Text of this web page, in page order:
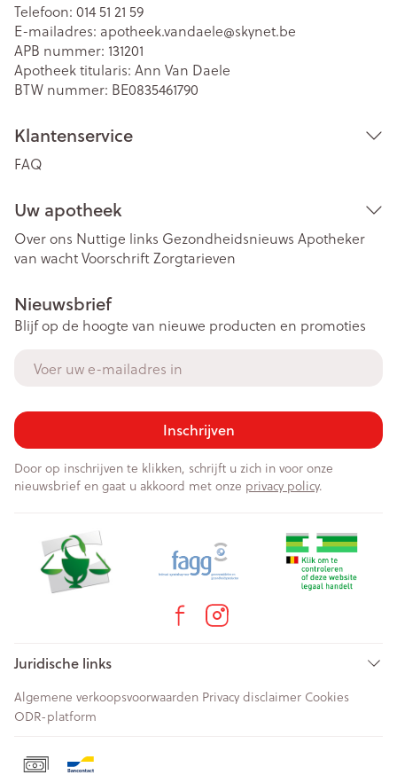
Telefoon: 014 51 21 59
E-mailadres: apotheek.vandaele@skynet.be
APB nummer: 131201
Apotheek titularis: Ann Van Daele
BTW nummer: BE0835461790
Klantenservice
FAQ
Uw apotheek
Over ons Nuttige links Gezondheidsnieuws Apotheker
van wachtVoorschriftZorgtarieven
Nieuwsbrief
Blijf op de hoogte van nieuwe producten en promoties
Inschrijven
Door op inschrijven te klikken, schrijft u zich in voor onze
nieuwsbrief en gaat u akkoord met onze privacy policy.
Juridische links
Algemene verkoopsvoorwaarden Privacy disclaimer Cookies
ODR-platform